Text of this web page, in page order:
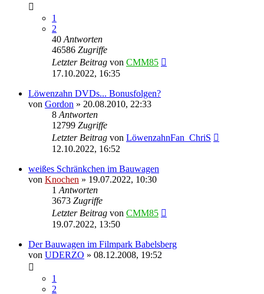
1
2
40 Antworten
46586 Zugriffe
Letzter Beitrag von CMM85
17.10.2022, 16:35
Löwenzahn DVDs... Bonusfolgen?
von Gordon » 20.08.2010, 22:33
8 Antworten
12799 Zugriffe
Letzter Beitrag von LöwenzahnFan_ChriS
12.10.2022, 16:52
weißes Schränkchen im Bauwagen
von Knochen » 19.07.2022, 10:30
1 Antworten
3673 Zugriffe
Letzter Beitrag von CMM85
19.07.2022, 13:50
Der Bauwagen im Filmpark Babelsberg
von UDERZO » 08.12.2008, 19:52
1
2